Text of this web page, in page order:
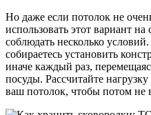
Но даже если потолок не
использовать этот вариант
соблюдать несколько
собираетесь установить
иначе каждый раз,
посуды. Рассчитайте
ваш потолок, чтобы потом не